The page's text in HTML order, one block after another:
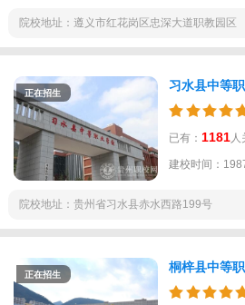
院校地址：遵义市红花岗区忠深大道职教园区
正在招生
习水县中等
已有：1181人
建校时间：
院校地址：贵州省习水县赤水西路199号
正在招生
桐梓县中等